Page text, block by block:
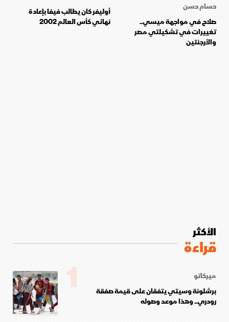
حسام حسن
صلاح في مواجهة ميسي..
تغييرات في تشكيلتي مصر
والأرجنتين
أوليفر كان يطالب فيفا بإعادة
نهائي كأس العالم 2002
الأكثر
قراءة
ميركاتو
برشلونة وسيتي يتفقان على قيمة صفقة
رودري.. وهذا موعد وصوله
1